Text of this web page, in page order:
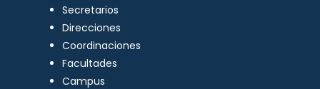
Secretarios
Direcciones
Coordinaciones
Facultades
Campus